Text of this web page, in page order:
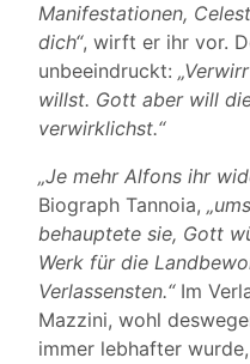
Manifestationen,
dich“, wirft er ihr vor.
unbeeindruckt:
willst. Gott aber will
verwirklichst.“
„Je mehr Alfons ihr
Biograph Tannoia,
behauptete sie, Gott
Werk für die
Verlassensten.“Im
Mazzini, wohl
immer lebhafter